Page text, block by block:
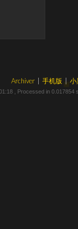
Archiver 手机版 小
, Processed in 0.017854